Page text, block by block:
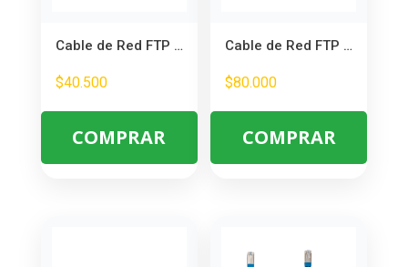
Cable de Red FTP Cat 6 5 Metros Blindado – Alta Velocidad y Protección
$40.500
COMPRAR
Cable de Red FTP Cat 6 30 Metros Blindado – Alta Velocidad y Protección
$80.000
COMPRAR